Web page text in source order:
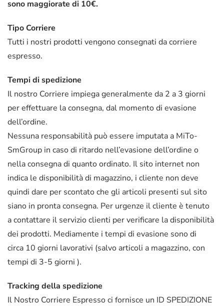
sono maggiorate di 10€.
Tipo Corriere
Tutti i nostri prodotti vengono consegnati da corriere
espresso.
Tempi di spedizione
Il nostro Corriere impiega generalmente da 2 a 3 giorni
per effettuare la consegna, dal momento di evasione
dell’ordine.
Nessuna responsabilità può essere imputata a MiTo-
SmGroup in caso di ritardo nell’evasione dell’ordine o
nella consegna di quanto ordinato. Il sito internet non
indica le disponibilità di magazzino, i cliente non deve
quindi dare per scontato che gli articoli presenti sul sito
siano in pronta consegna. Per urgenze il cliente è tenuto
a contattare il servizio clienti per verificare la disponibilità
dei prodotti. Mediamente i tempi di evasione sono di
circa 10 giorni lavorativi (salvo articoli a magazzino, con
tempi di 3-5 giorni ).
Tracking della spedizione
Il Nostro Corriere Espresso ci fornisce un ID SPEDIZIONE